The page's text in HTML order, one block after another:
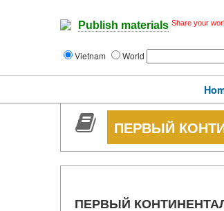
Publish materials Share your
Vietnam World
ПЕРВЫЙ
ПЕРВЫЙ